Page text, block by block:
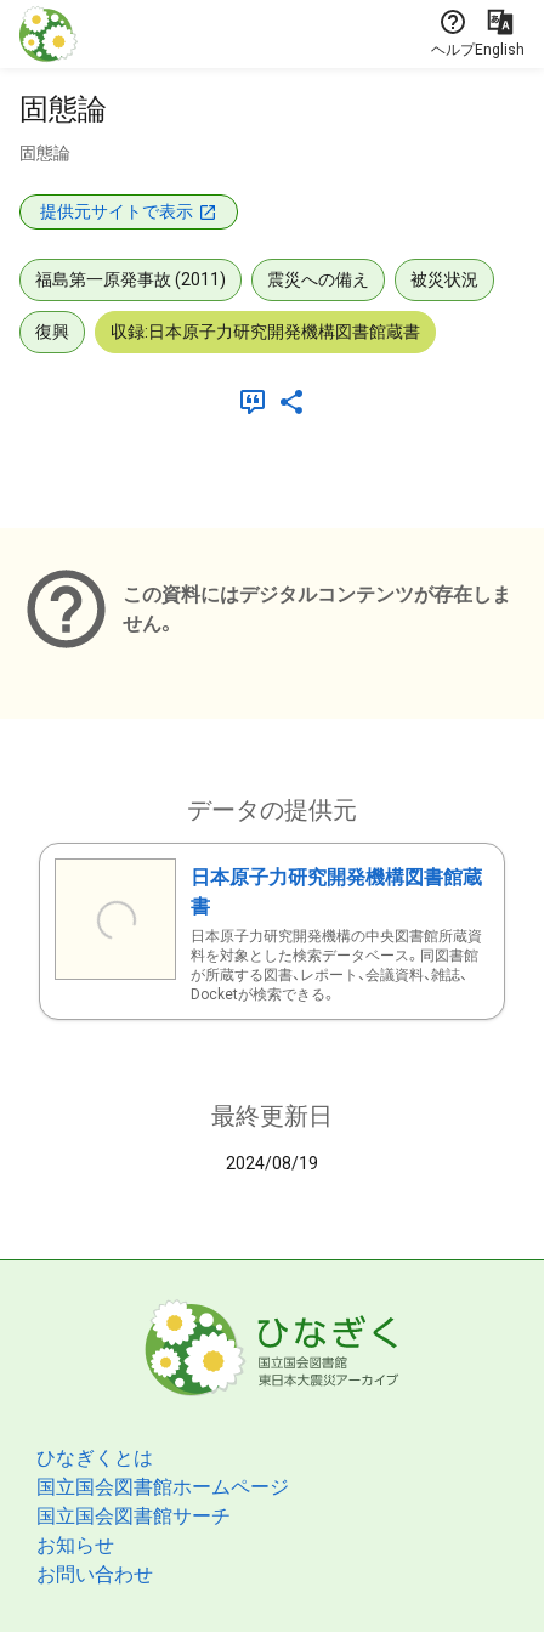
本文に飛ぶ
ヘルプEnglish
固態論
固態論
提供元サイトで表示
福島第一原発事故 (2011) 震災への備え 被災状況
復興 収録:日本原子力研究開発機構図書館蔵書
この資料にはデジタルコンテンツが存在しま
せん。
データの提供元
日本原子力研究開発機構図書館蔵
書
日本原子力研究開発機構の中央図書館所蔵資
料を対象とした検索データベース。同図書館
が所蔵する図書、レポート、会議資料、雑誌、
Docketが検索できる。
最終更新日
2024/08/19
ひなぎくとは
国立国会図書館ホームページ
国立国会図書館サーチ
お知らせ
お問い合わせ